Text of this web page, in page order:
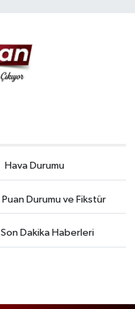
Hava Durumu
Puan Durumu ve Fikstür
Son Dakika Haberleri